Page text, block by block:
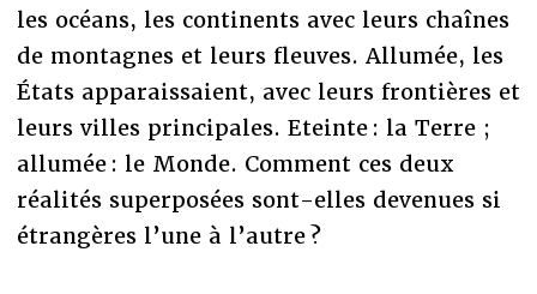
les océans, les continents avec leurs chaînes
de montagnes et leurs fleuves. Allumée, les
États apparaissaient, avec leurs frontières et
leurs villes principales. Eteinte : la Terre ;
allumée : le Monde. Comment ces deux
réalités superposées sont-elles devenues si
étrangères l’une à l’autre ?